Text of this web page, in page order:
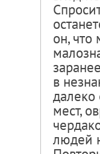
он, что
в
далеко
мест,
людей